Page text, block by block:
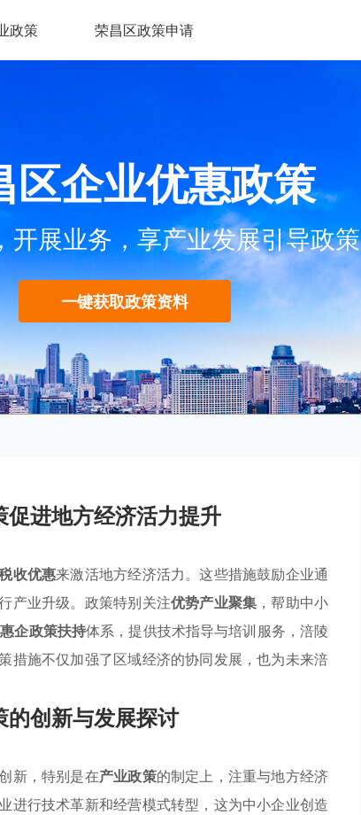
政策 荣昌区政策申请
区企业优惠政策
开展业务，享产业发展引导政策
一键获取政策资料
进地方经济活力提升
收优惠来激活地方经济活力。这些措施鼓励企业通
产业升级。政策特别关注优势产业聚集 ，帮助中小
惠企政策扶持体系，提供技术指导与培训服务，涪陵
措施不仅加强了区域经济的协同发展，也为未来涪
创新与发展探讨
新，特别是在产业政策的制定上，注重与地方经济
进行技术革新和经营模式转型，这为中小企业创造